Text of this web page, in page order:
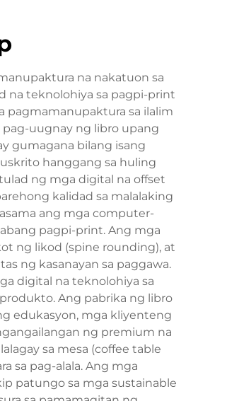
na nakatuon sa
na teknolohiya sa pagpi-print
pagmamanupaktura sa ilalim
pag-uugnay ng libro upang
gumagana bilang isang
hanggang sa huling
ng mga digital na offset
kalidad sa malalaking
ang mga computer-
pagpi-print. Ang mga
ng likod (spine rounding), at
ng kasanayan sa paggawa.
digital na teknolohiya sa
Ang pabrika ng libro
edukasyon, mga kliyenteng
ng premium na
sa mesa (coffee table
sa pag-alala. Ang mga
patungo sa mga sustainable